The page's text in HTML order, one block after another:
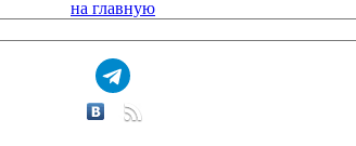
на главную